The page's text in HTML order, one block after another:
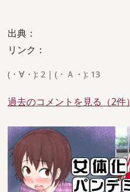
出典：
リンク：
(・∀・): 2 | (・Ａ・): 13
過去のコメントを見る（2件）